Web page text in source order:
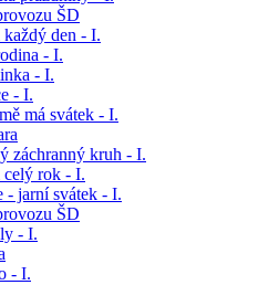
ŠD
každý den - I.
- I.
- I.
- I.
má svátek - I.
záchranný kruh - I.
celý rok - I.
- jarní svátek - I.
ŠD
- I.
- I.